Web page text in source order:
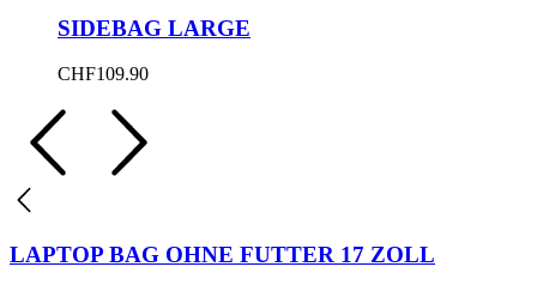
SIDEBAG LARGE
CHF109.90
LAPTOP BAG OHNE FUTTER 17 ZOLL